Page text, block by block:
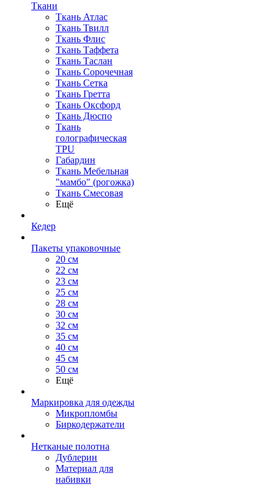
Ткани
Ткань Атлас
Ткань Твилл
Ткань Флис
Ткань Таффета
Ткань Таслан
Ткань Сорочечная
Ткань Сетка
Ткань Гретта
Ткань Оксфорд
Ткань Дюспо
Ткань
голографическая
TPU
Габардин
Ткань Мебельная
"мамбо" (рогожка)
Ткань Смесовая
Ещё
Кедер
Пакеты упаковочные
20 см
22 см
23 см
25 см
28 см
30 см
32 см
35 см
40 см
45 см
50 см
Ещё
Маркировка для одежды
Микропломбы
Биркодержатели
Нетканые полотна
Дублерин
Материал для
набивки